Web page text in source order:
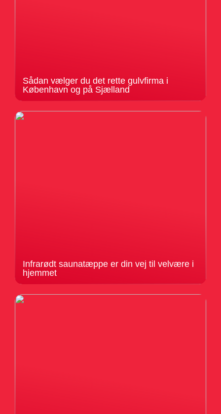
Sådan vælger du det rette gulvfirma i
København og på Sjælland
Infrarødt saunatæppe er din vej til velvære i
hjemmet